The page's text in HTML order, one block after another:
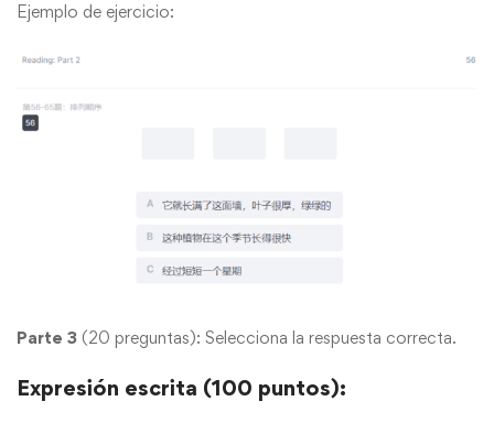
Ejemplo de ejercicio:
Parte 3 (20 preguntas): Selecciona la respuesta correcta.
Expresión escrita (100 puntos):